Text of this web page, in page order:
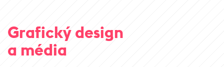
Grafický design
a média